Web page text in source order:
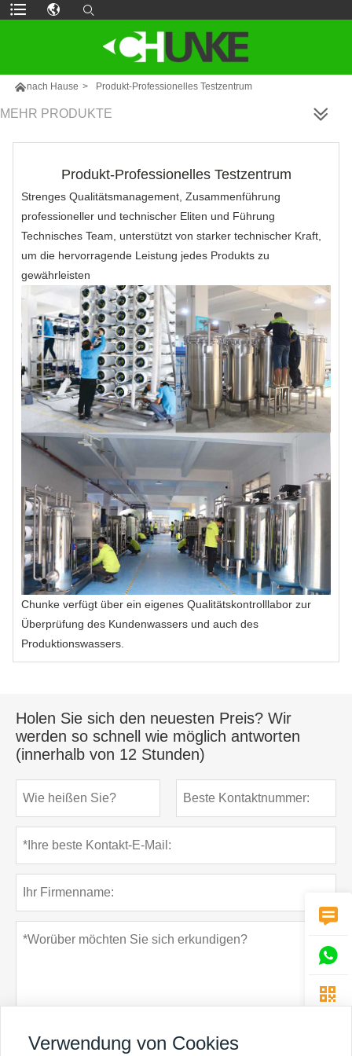
nach Hause > Produkt-Professionelles Testzentrum
MEHR PRODUKTE
Produkt-Professionelles Testzentrum
Strenges Qualitätsmanagement, Zusammenführung
professioneller und technischer Eliten und Führung
Technisches Team, unterstützt von starker technischer Kraft,
um die hervorragende Leistung jedes Produkts zu
gewährleisten
Chunke verfügt über ein eigenes Qualitätskontrolllabor zur
Überprüfung des Kundenwassers und auch des
Produktionswassers.
Holen Sie sich den neuesten Preis? Wir
werden so schnell wie möglich antworten
(innerhalb von 12 Stunden)



Verwendung von Cookies